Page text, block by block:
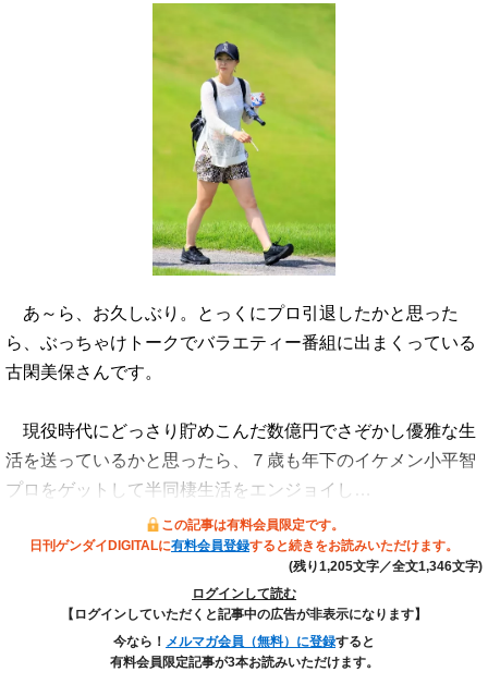
あ～ら、お久しぶり。とっくにプロ引退したかと思った
ら、ぶっちゃけトークでバラエティー番組に出まくっている
古閑美保さんです。
現役時代にどっさり貯めこんだ数億円でさぞかし優雅な生
活を送っているかと思ったら、７歳も年下のイケメン小平智
プロをゲットして半同棲生活をエンジョイし…
この記事は有料会員限定です。
日刊ゲンダイDIGITALに有料会員登録すると続きをお読みいただけます。
(残り1,205文字／全文1,346文字)
ログインして読む
【ログインしていただくと記事中の広告が非表示になります】
今なら！ メルマガ会員（無料）に登録すると
有料会員限定記事が3本お読みいただけます。